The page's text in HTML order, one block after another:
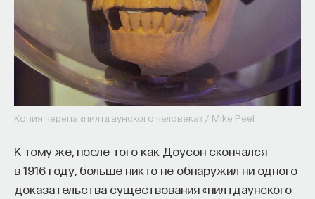
Копия черепа «пилтдаунского человека» / Mike Peel
К тому же, после того как Доусон скончался
в 1916 году, больше никто не обнаружил ни одного
доказательства существования «пилтдаунского
Философский поиск: начала
СОХРАНИТЬ КУРС